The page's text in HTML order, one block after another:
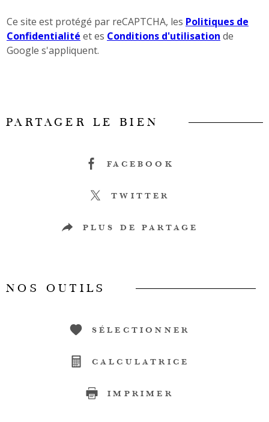
Ce site est protégé par reCAPTCHA, les Politiques de
Confidentialité et es Conditions d'utilisation de
Google s'appliquent.
PARTAGER LE BIEN
FACEBOOK
TWITTER
PLUS DE PARTAGE
NOS OUTILS
SÉLECTIONNER
CALCULATRICE
IMPRIMER